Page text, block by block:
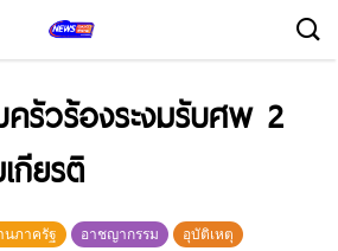
ครัวร้องระงมรับศพ 2
กียรติ
นภาครัฐ อาชญากรรม อุบัติเหตุ